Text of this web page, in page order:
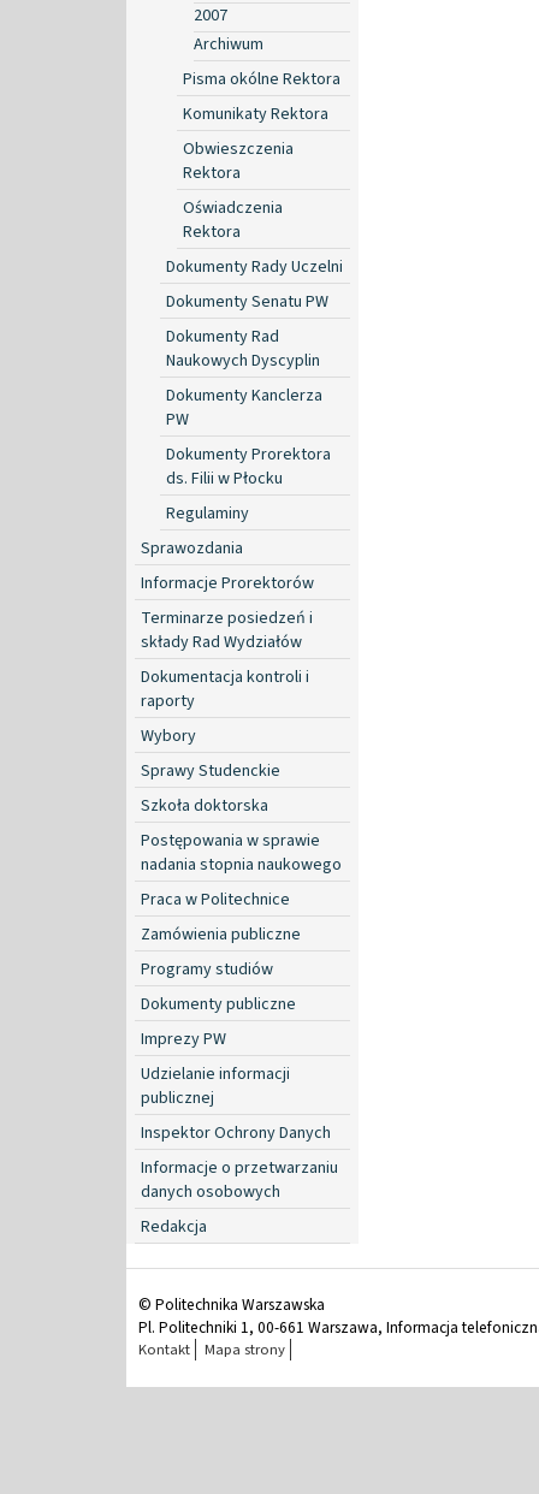
2007
Archiwum
Pisma okólne Rektora
Komunikaty Rektora
Obwieszczenia
Rektora
Oświadczenia
Rektora
Dokumenty Rady Uczelni
Dokumenty Senatu PW
Dokumenty Rad
Naukowych Dyscyplin
Dokumenty Kanclerza
PW
Dokumenty Prorektora
ds. Filii w Płocku
Regulaminy
Sprawozdania
Informacje Prorektorów
Terminarze posiedzeń i
składy Rad Wydziałów
Dokumentacja kontroli i
raporty
Wybory
Sprawy Studenckie
Szkoła doktorska
Postępowania w sprawie
nadania stopnia naukowego
Praca w Politechnice
Zamówienia publiczne
Programy studiów
Dokumenty publiczne
Imprezy PW
Udzielanie informacji
publicznej
Inspektor Ochrony Danych
Informacje o przetwarzaniu
danych osobowych
Redakcja
© Politechnika Warszawska
Pl. Politechniki 1, 00-661 Warszawa, Informacja
Kontakt Mapa strony